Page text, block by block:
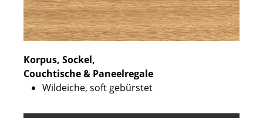
Korpus, Sockel,
Couchtische & Paneelregale
Wildeiche, soft gebürstet